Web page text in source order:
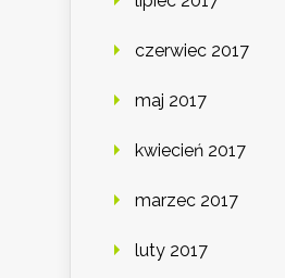
czerwiec 2017
maj 2017
kwiecień 2017
marzec 2017
luty 2017